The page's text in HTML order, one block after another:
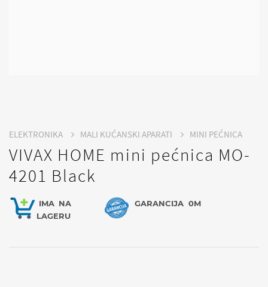
ELEKTRONIKA MALI KUĆANSKI APARATI MINI PEĆNICA
VIVAX HOME mini pećnica MO-
4201 Black
IMA NA
LAGERU
GARANCIJA 0M